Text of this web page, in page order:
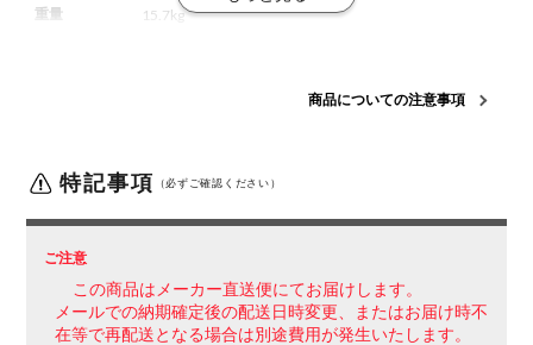
重量 15.7kg
22.2mmスチール丸パイプ(粉体塗装)、ポリウレタンス
背 合板タイプ
肘
固定脚
機能・特徴 ・ガス圧昇降式・グライディング・メカバランスボー
商品についての注意事項
特記事項 （必ずご確認ください）
ご注意
この商品はメーカー直送便にてお届けします。
メールでの納期確定後の配送日時変更、またはお届け時不
在等で再配送となる場合は別途費用が発生いたします。